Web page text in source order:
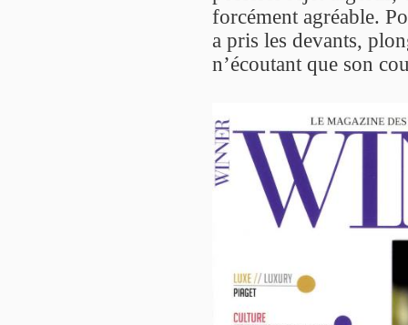
forcément agréable.
a pris les devants,
n’écoutant que son